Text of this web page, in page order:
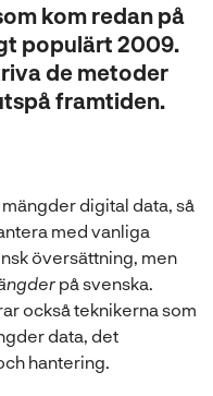
kom redan på
populärt 2009.
de metoder
framtiden.
digital data, så
med vanliga
översättning, men
på svenska.
också teknikerna som
data, det
hantering.